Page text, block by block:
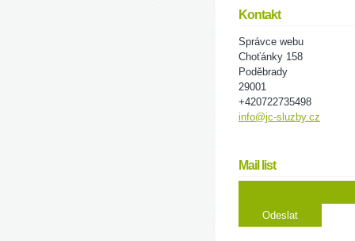
Kontakt
Správce webu
Choťánky 158
Poděbrady
29001
+420722735498
info@jc-sluzby.cz
Mail list